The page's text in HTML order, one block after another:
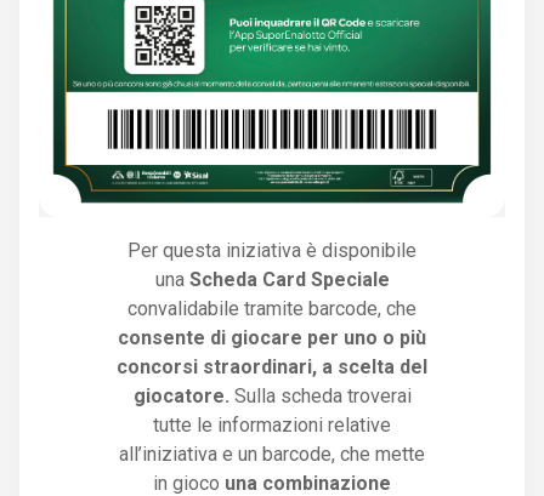
Per questa iniziativa è disponibile
una Scheda Card Speciale
convalidabile tramite barcode, che
consente di giocare per uno o più
concorsi straordinari, a scelta del
giocatore. Sulla scheda troverai
tutte le informazioni relative
all’iniziativa e un barcode, che mette
in gioco una combinazione